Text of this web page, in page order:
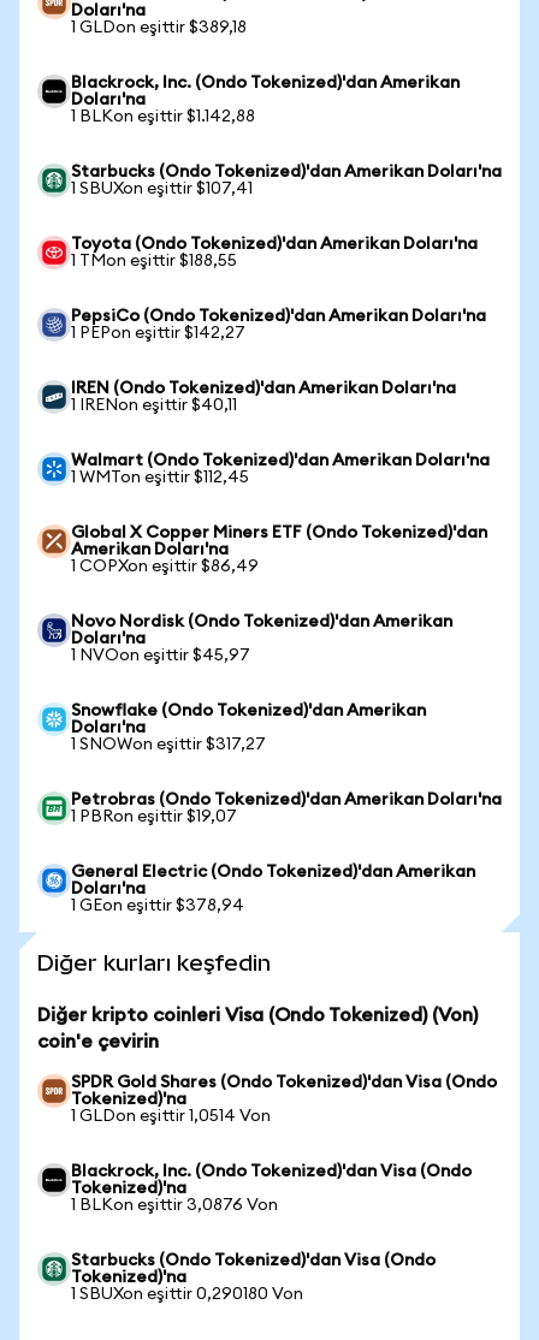
Doları'na
1 GLDon eşittir $389,18
Blackrock, Inc. (Ondo Tokenized)'dan Amerikan
Doları'na
1 BLKon eşittir $1.142,88
Starbucks (Ondo Tokenized)'dan Amerikan Doları'na
1 SBUXon eşittir $107,41
Toyota (Ondo Tokenized)'dan Amerikan Doları'na
1 TMon eşittir $188,55
PepsiCo (Ondo Tokenized)'dan Amerikan Doları'na
1 PEPon eşittir $142,27
IREN (Ondo Tokenized)'dan Amerikan Doları'na
1 IRENon eşittir $40,11
Walmart (Ondo Tokenized)'dan Amerikan Doları'na
1 WMTon eşittir $112,45
Global X Copper Miners ETF (Ondo Tokenized)'dan
Amerikan Doları'na
1 COPXon eşittir $86,49
Novo Nordisk (Ondo Tokenized)'dan Amerikan
Doları'na
1 NVOon eşittir $45,97
Snowflake (Ondo Tokenized)'dan Amerikan
Doları'na
1 SNOWon eşittir $317,27
Petrobras (Ondo Tokenized)'dan Amerikan Doları'na
1 PBRon eşittir $19,07
General Electric (Ondo Tokenized)'dan Amerikan
Doları'na
1 GEon eşittir $378,94
Diğer kurları keşfedin
Diğer kripto coinleri Visa (Ondo Tokenized) (Von)
coin'e çevirin
SPDR Gold Shares (Ondo Tokenized)'dan Visa (Ondo
Tokenized)'na
1 GLDon eşittir 1,0514 Von
Blackrock, Inc. (Ondo Tokenized)'dan Visa (Ondo
Tokenized)'na
1 BLKon eşittir 3,0876 Von
Starbucks (Ondo Tokenized)'dan Visa (Ondo
Tokenized)'na
1 SBUXon eşittir 0,290180 Von